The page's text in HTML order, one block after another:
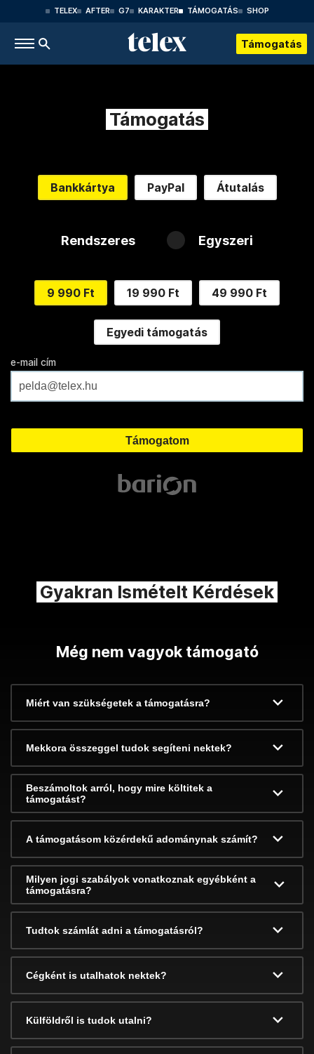
TELEX AFTER G7 KARAKTER TÁMOGATÁS SHOP
Támogatás
Támogatás
Bankkártya PayPal Átutalás
Rendszeres Egyszeri
9 990 Ft 19 990 Ft 49 990 Ft
Egyedi támogatás
e-mail cím
Gyakran Ismételt Kérdések
Még nem vagyok támogató
Miért van szükségetek a támogatásra?
Mekkora összeggel tudok segíteni nektek?
Beszámoltok arról, hogy mire költitek a
támogatást?
A támogatásom közérdekű adománynak számít?
Milyen jogi szabályok vonatkoznak egyébként a
támogatásra?
Tudtok számlát adni a támogatásról?
Cégként is utalhatok nektek?
Külföldről is tudok utalni?